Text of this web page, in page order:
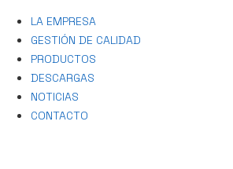
LA EMPRESA
GESTIÓN DE CALIDAD
PRODUCTOS
DESCARGAS
NOTICIAS
CONTACTO